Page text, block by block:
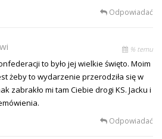
Odpowiadać
% temu
to było jej wielkie święto. Moim
żeby to wydarzenie przerodziła się w
zabrakło mi tam Ciebie drogi KS. Jacku i
Odpowiadać